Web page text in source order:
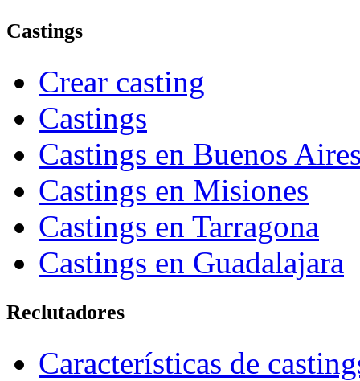
Castings
Crear casting
Castings
Castings en Buenos
Castings en Misiones
Castings en Tarragona
Castings en Guadalajara
Reclutadores
Características de